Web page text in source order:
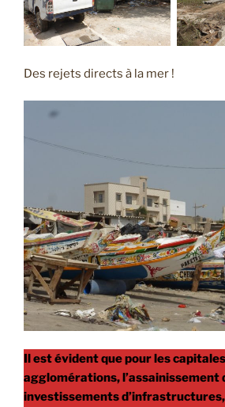
Des rejets directs à la mer !
Il est évident que pour les
agglomérations, l’assainissement
investissements